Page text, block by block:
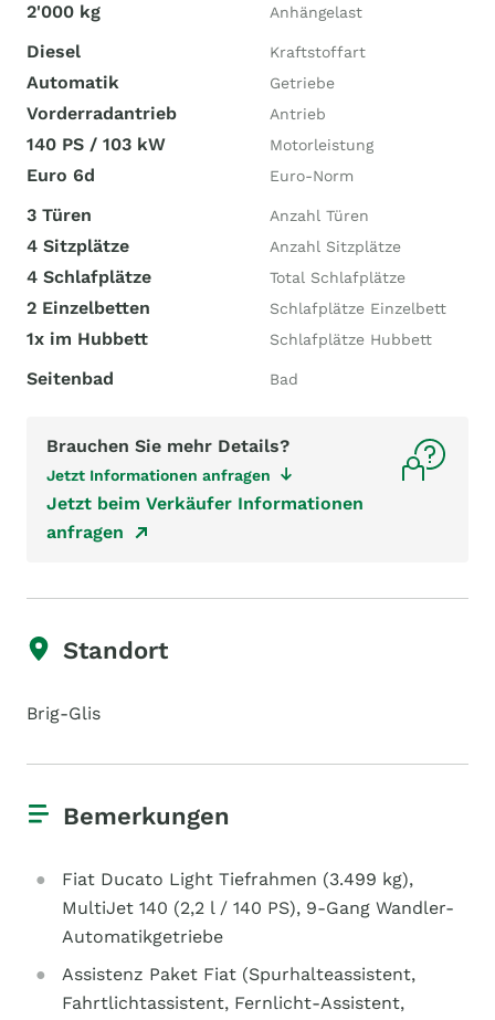
2'000 kg Anhängelast
Diesel Kraftstoffart
Automatik Getriebe
Vorderradantrieb Antrieb
140 PS / 103 kW Motorleistung
Euro 6d Euro-Norm
3 Türen Anzahl Türen
4 Sitzplätze Anzahl Sitzplätze
4 Schlafplätze Total Schlafplätze
2 Einzelbetten Schlafplätze Einzelbett
1x im Hubbett Schlafplätze Hubbett
Seitenbad Bad
Brauchen Sie mehr Details?
Jetzt Informationen anfragen
Jetzt beim Verkäufer Informationen
anfragen
Standort
Brig-Glis
Bemerkungen
Fiat Ducato Light Tiefrahmen (3.499 kg),
MultiJet 140 (2,2 l / 140 PS), 9-Gang Wandler-
Automatikgetriebe
Assistenz Paket Fiat (Spurhalteassistent,
Fahrtlichtassistent, Fernlicht-Assistent,